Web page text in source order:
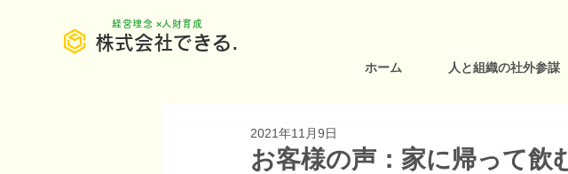
株式会社できる.
​経営理念 ×人財育成
ホーム 人と組織の社外参謀
お客様の声：家に帰って飲
2021年11月9日